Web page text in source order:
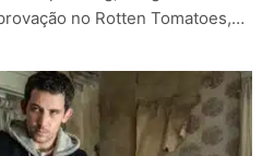
no Rotten Tomatoes,…